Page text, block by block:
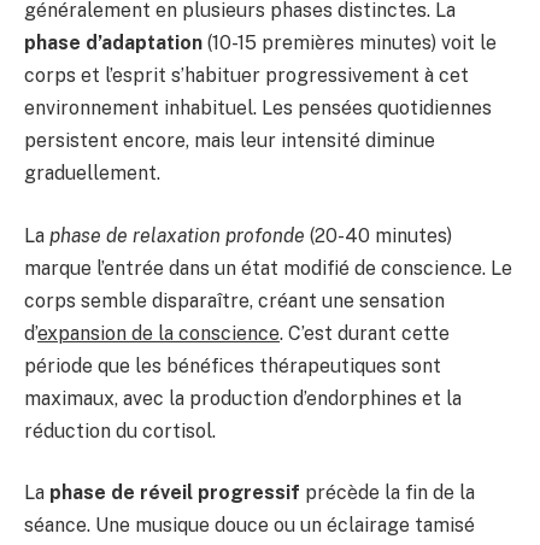
généralement en plusieurs phases distinctes. La
phase d’adaptation (10-15 premières minutes) voit le
corps et l’esprit s’habituer progressivement à cet
environnement inhabituel. Les pensées quotidiennes
persistent encore, mais leur intensité diminue
graduellement.
La phase de relaxation profonde (20-40 minutes)
marque l’entrée dans un état modifié de conscience. Le
corps semble disparaître, créant une sensation
d’expansion de la conscience. C’est durant cette
période que les bénéfices thérapeutiques sont
maximaux, avec la production d’endorphines et la
réduction du cortisol.
La phase de réveil progressif précède la fin de la
séance. Une musique douce ou un éclairage tamisé